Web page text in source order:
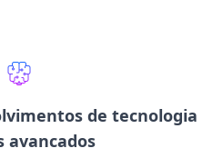
de tecnologia
avancados